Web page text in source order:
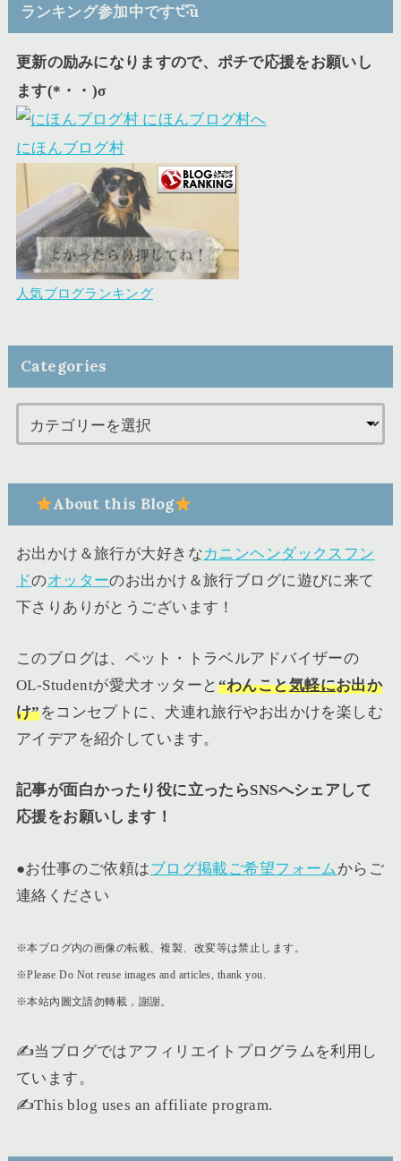
ランキング参加中です੯‧̀͡u
更新の励みになりますので、ポチで応援をお願いし
ます(*・・)σ
にほんブログ村
人気ブログランキング
Categories
About this Blog
お出かけ＆旅行が大好きなカニンヘンダックスフン
ドのオッターのお出かけ＆旅行ブログに遊びに来て
下さりありがとうございます！
このブログは、ペット・トラベルアドバイザーの
OL-Studentが愛犬オッターと “わんこと気軽にお出か
け”をコンセプトに、犬連れ旅行やお出かけを楽しむ
アイデアを紹介しています。
記事が面白かったり役に立ったらSNSへシェアして
応援をお願いします！
●お仕事のご依頼はブログ掲載ご希望フォーム からご
連絡ください
※本ブログ内の画像の転載、複製、改変等は禁止します。
※Please Do Not reuse images and articles, thank you.
※本站內圖文請勿轉載，謝謝。
✍️当ブログではアフィリエイトプログラムを利用し
ています。
✍️This blog uses an affiliate program.